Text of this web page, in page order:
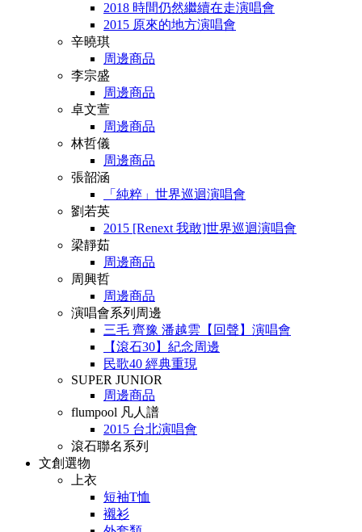
2018 時間仍然繼續在走演唱會
2015 原來的地方演唱會
辛曉琪
周邊商品
李宗盛
周邊商品
卓文萱
周邊商品
林哲儀
周邊商品
張韶涵
「純粹」世界巡迴演唱會
劉若英
2015 [Renext 我敢]世界巡迴演唱會
梁靜茹
周邊商品
周興哲
周邊商品
演唱會系列周邊
三毛 齊豫 潘越雲【回聲】演唱會
【滾石30】紀念周邊
民歌40 經典重現
SUPER JUNIOR
周邊商品
flumpool 凡人譜
2015 台北演唱會
滾石聯名系列
文創選物
上衣
短袖T恤
襯衫